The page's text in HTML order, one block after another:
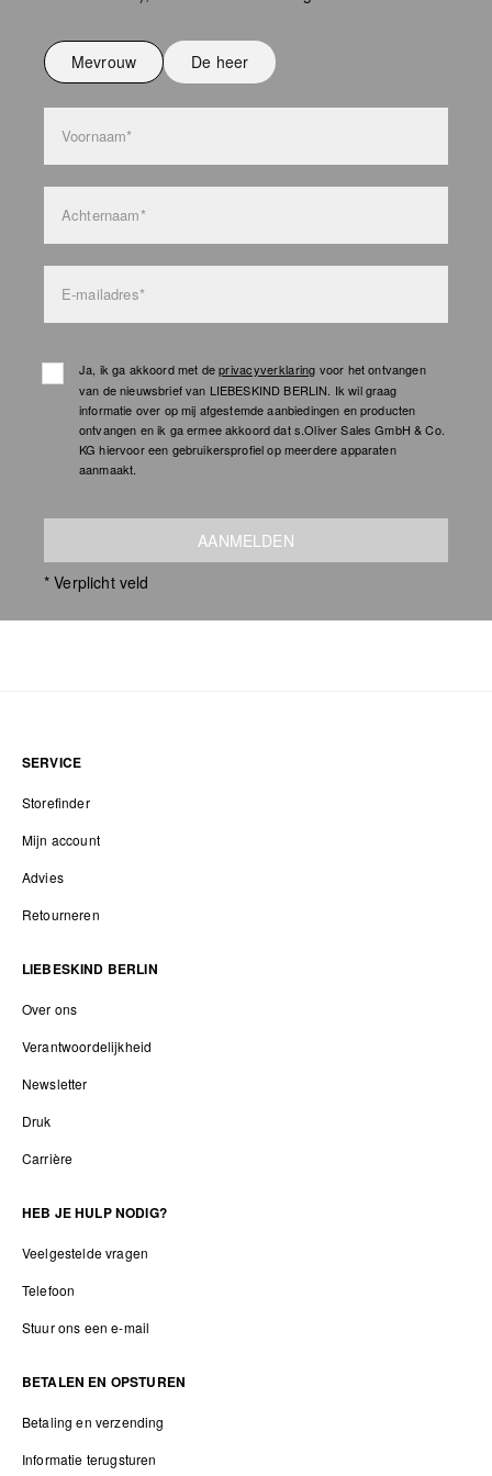
Mevrouw De heer
Voornaam*
Achternaam*
E-mailadres*
Ja, ik ga akkoord met deprivacyverklaring voor het ontvangen
van de nieuwsbrief van LIEBESKIND BERLIN. Ik wil graag
informatie over op mij afgestemde aanbiedingen en producten
ontvangen en ik ga ermee akkoord dat s.Oliver Sales GmbH & Co.
KG hiervoor een gebruikersprofiel op meerdere apparaten
aanmaakt.
AANMELDEN
* Verplicht veld
SERVICE
Storefinder
Mijn account
Advies
Retourneren
LIEBESKIND BERLIN
Over ons
Verantwoordelijkheid
Newsletter
Druk
Carrière
HEB JE HULP NODIG?
Veelgestelde vragen
Telefoon
Stuur ons een e-mail
BETALEN EN OPSTUREN
Betaling en verzending
Informatie terugsturen